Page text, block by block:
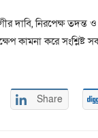
দাবি, নিরপেক্ষ তদন্ত
কামনা করে
Share